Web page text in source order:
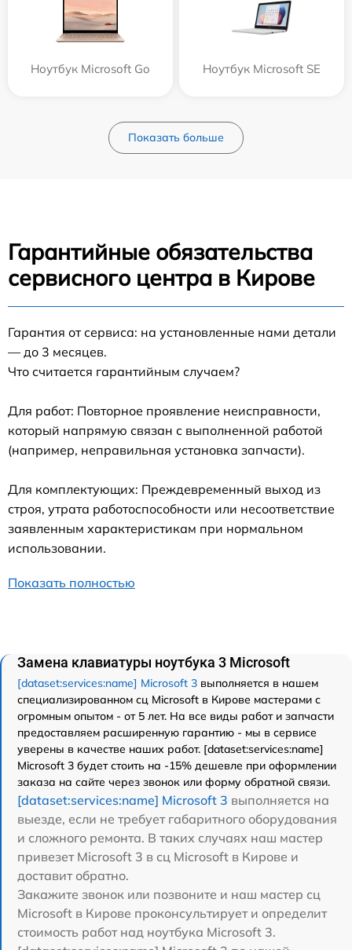
Ноутбук Microsoft Go Ноутбук Microsoft SE
Показать больше
Гарантийные обязательства
сервисного центра в Кирове
Гарантия от сервиса: на установленные нами детали
— до 3 месяцев.
Что считается гарантийным случаем?
Для работ: Повторное проявление неисправности,
который напрямую связан с выполненной работой
(например, неправильная установка запчасти).
Для комплектующих: Преждевременный выход из
строя, утрата работоспособности или несоответствие
заявленным характеристикам при нормальном
использовании.
Показать полностью
Замена клавиатуры ноутбука 3 Microsoft
[dataset:services:name] Microsoft 3 выполняется в нашем
специализированном сц Microsoft в Кирове мастерами с
огромным опытом - от 5 лет. На все виды работ и запчасти
предоставляем расширенную гарантию - мы в сервисе
уверены в качестве наших работ. [dataset:services:name]
Microsoft 3 будет стоить на -15% дешевле при оформлении
заказа на сайте через звонок или форму обратной связи.
[dataset:services:name] Microsoft 3 выполняется на
выезде, если не требует габаритного оборудования
и сложного ремонта. В таких случаях наш мастер
привезет Microsoft 3 в сц Microsoft в Кирове и
доставит обратно.
Закажите звонок или позвоните и наш мастер сц
Microsoft в Кирове проконсультирует и определит
стоимость работ над ноутбука Microsoft 3.